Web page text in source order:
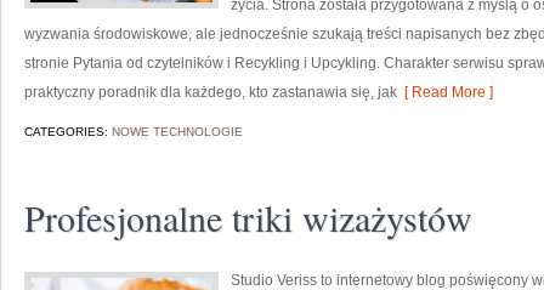
życia. Strona została przygotowana z myślą o
wyzwania środowiskowe, ale jednocześnie szukają treści napisanych bez
stronie Pytania od czytelników i Recykling i Upcykling. Charakter serwisu
praktyczny poradnik dla każdego, kto zastanawia się, jak [ Read More ]
CATEGORIES: NOWE TECHNOLOGIE
Profesjonalne triki wizażystów
Studio Veriss to internetowy blog poświęcony